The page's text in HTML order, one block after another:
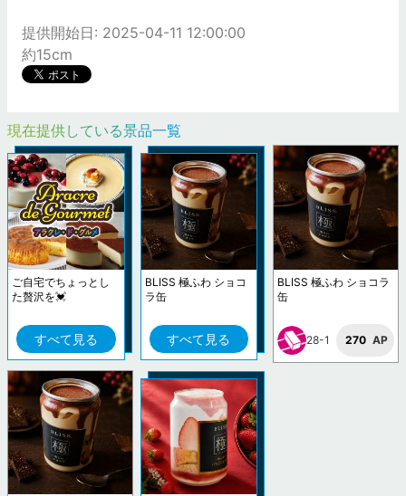
提供開始日: 2025-04-11 12:00:00
約15cm
現在提供している景品一覧
ご自宅でちょっとし
た贅沢を💓
すべて見る
BLISS 極ふわ ショコ
ラ缶
すべて見る
BLISS 極ふわ ショコラ
缶
28-1 270 AP